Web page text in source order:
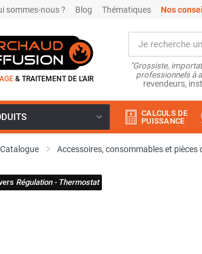
sommes-nous ? Blog Thématiques Nos
& TRAITEMENT DE L'AIR
"Grossiste,
professionnels à
revendeurs,
mobile résidentiel et
CALCULS DE
PUISSANCE
Catalogue Accessoires, consommables et pièces
Régulation - Thermostat